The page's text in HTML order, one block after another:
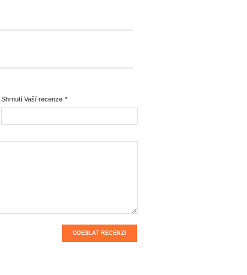
*
Shrnutí Vaší recenze
ODESLAT RECENZI